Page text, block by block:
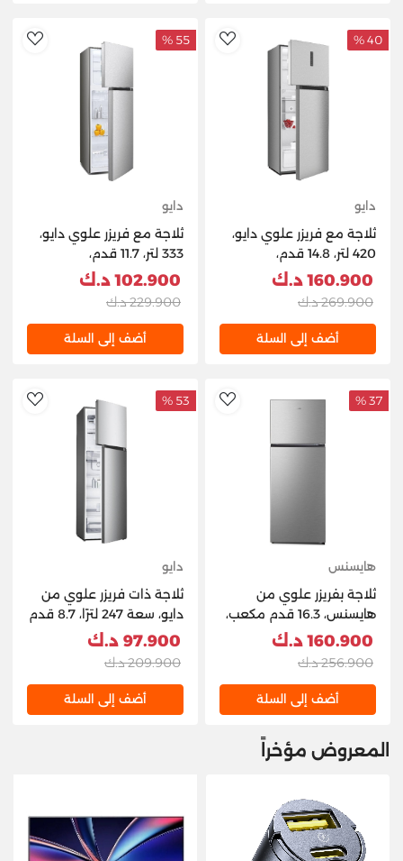
AddToWishlist
40 %
دايو
ثلاجة مع فريزر علوي دايو،
420 لتر، 14.8 قدم،
DR‑T5041DI - ستانلس
160.900 د.ك
269.900 د.ك
أضف إلى السلة
55 %
دايو
ثلاجة مع فريزر علوي دايو،
333 لتر، 11.7 قدم،
DR‑T4141IS - ستانلس ستيل
102.900 د.ك
229.900 د.ك
أضف إلى السلة
AddToWishlist
37 %
هايسنس
ثلاجة بفريزر علوي من
هايسنس، 16.3 قدم مكعب،
160.900 د.ك
256.900 د.ك
أضف إلى السلة
53 %
دايو
ثلاجة ذات فريزر علوي من
دايو، سعة 247 لترًا، 8.7 قدم
97.900 د.ك
209.900 د.ك
أضف إلى السلة
المعروض مؤخراً